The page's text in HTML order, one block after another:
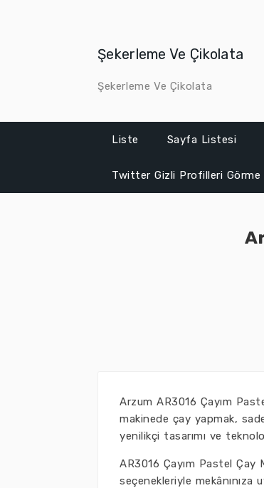
Şekerleme Ve Çikolata
Şekerleme Ve Çikolata
Liste Sayfa Listesi
Twitter Gizli Profilleri Görme
Arzum AR3016 Çayım
makinede çay yapmak,
yenilikçi tasarımı ve
AR3016 Çayım Pastel
seçenekleriyle